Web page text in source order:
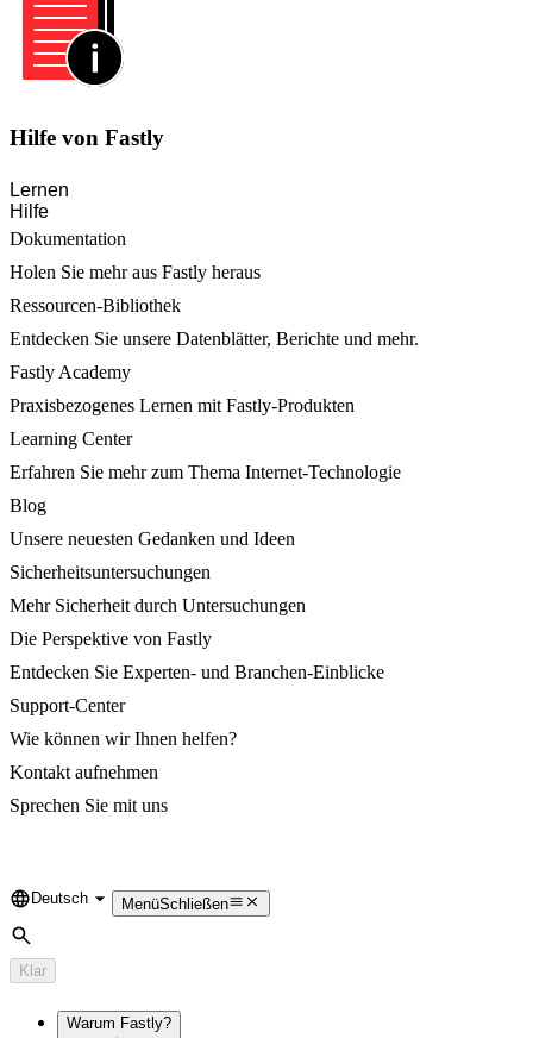
Hilfe von Fastly
Lernen
Hilfe
Dokumentation
Holen Sie mehr aus Fastly heraus
Ressourcen-Bibliothek
Entdecken Sie unsere Datenblätter, Berichte und mehr.
Fastly Academy
Praxisbezogenes Lernen mit Fastly-Produkten
Learning Center
Erfahren Sie mehr zum Thema Internet-Technologie
Blog
Unsere neuesten Gedanken und Ideen
Sicherheitsuntersuchungen
Mehr Sicherheit durch Untersuchungen
Die Perspektive von Fastly
Entdecken Sie Experten- und Branchen-Einblicke
Support-Center
Wie können wir Ihnen helfen?
Kontakt aufnehmen
Sprechen Sie mit uns
Language
Deutsch MenüSchließen
Suche
Klar
Warum Fastly?